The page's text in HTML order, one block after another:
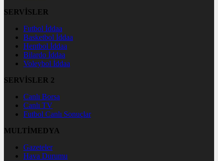
SERVİSLER
Futbol İddaa
Basketbol İddaa
Hentbol İddaa
Bilardo İddaa
Voleybol İddaa
SERVİSLER 2
Canlı Borsa
Canlı TV
Futbol Canlı Sonuçlar
MULTİMEDYA
Gazeteler
Hava Durumu